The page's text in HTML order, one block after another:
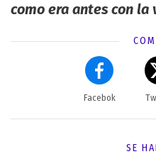
como era antes con la
Facebok
SE